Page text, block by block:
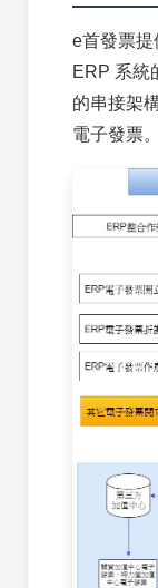
e首發票提
ERP 系統
的串接架
電子發票。